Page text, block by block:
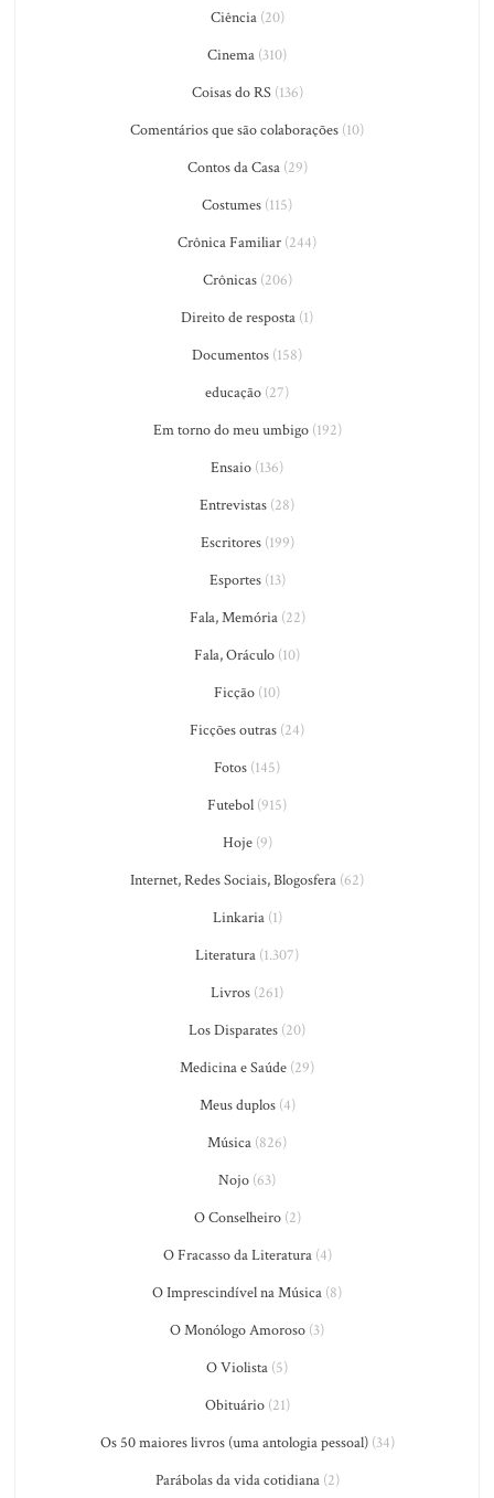
Ciência(20)
Cinema (310)
Coisas do RS(136)
Comentários que são colaborações (10)
Contos da Casa(29)
Costumes (115)
Crônica Familiar (244)
Crônicas(206)
Direito de resposta (1)
Documentos (158)
educação (27)
Em torno do meu umbigo(192)
Ensaio (136)
Entrevistas (28)
Escritores(199)
Esportes(13)
Fala, Memória(22)
Fala, Oráculo (10)
Ficção (10)
Ficções outras (24)
Fotos (145)
Futebol (915)
Hoje(9)
Internet, Redes Sociais, Blogosfera (62)
Linkaria(1)
Literatura (1.307)
Livros (261)
Los Disparates (20)
Medicina e Saúde (29)
Meus duplos(4)
Música (826)
Nojo (63)
O Conselheiro(2)
O Fracasso da Literatura(4)
O Imprescindível na Música (8)
O Monólogo Amoroso (3)
O Violista (5)
Obituário(21)
Os 50 maiores livros (uma antologia pessoal)(34)
Parábolas da vida cotidiana(2)